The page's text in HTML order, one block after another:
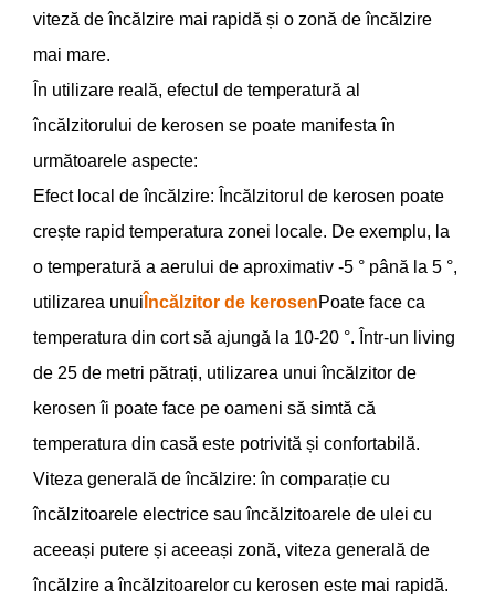
viteză de încălzire mai rapidă și o zonă de încălzire
mai mare.
În utilizare reală, efectul de temperatură al
încălzitorului de kerosen se poate manifesta în
următoarele aspecte:
Efect local de încălzire: Încălzitorul de kerosen poate
crește rapid temperatura zonei locale. De exemplu, la
o temperatură a aerului de aproximativ -5 ° până la 5 °,
utilizarea unui Încălzitor de kerosenPoate face ca
temperatura din cort să ajungă la 10-20 °. Într-un living
de 25 de metri pătrați, utilizarea unui încălzitor de
kerosen îi poate face pe oameni să simtă că
temperatura din casă este potrivită și confortabilă.
Viteza generală de încălzire: în comparație cu
încălzitoarele electrice sau încălzitoarele de ulei cu
aceeași putere și aceeași zonă, viteza generală de
încălzire a încălzitoarelor cu kerosen este mai rapidă.